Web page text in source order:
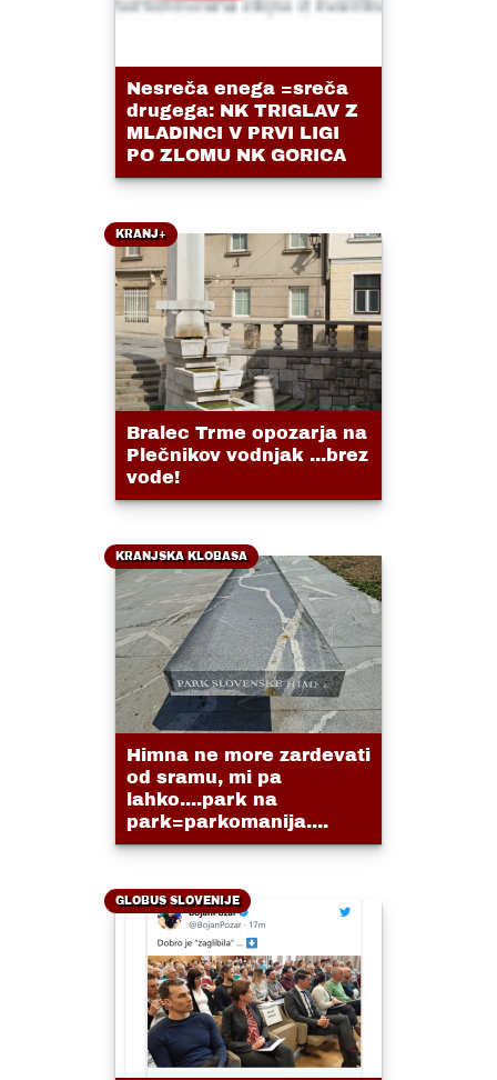
Nesreča enega =sreča
drugega: NK TRIGLAV Z
MLADINCI V PRVI LIGI
PO ZLOMU NK GORICA
KRANJ+
Bralec Trme opozarja na
Plečnikov vodnjak ...brez
vode!
KRANJSKA KLOBASA
Himna ne more zardevati
od sramu, mi pa
lahko....park na
park=parkomanija....
GLOBUS SLOVENIJE